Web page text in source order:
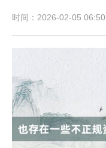
时间：2026-02-05 06:50